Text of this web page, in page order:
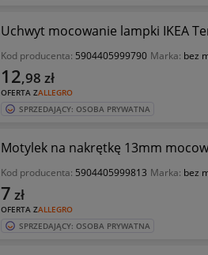
Uchwyt mocowanie lampki IKEA
Kod producenta: 5904405999790 Marka: bez
OFERTA ZALLEGRO
12,98 zł
SPRZEDAJĄCY: OSOBA PRYWATNA
Motylek na nakrętkę 13mm
Kod producenta: 5904405999813 Marka: bez
OFERTA ZALLEGRO
7 zł
SPRZEDAJĄCY: OSOBA PRYWATNA